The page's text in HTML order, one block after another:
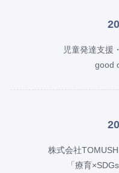
児童発達支援
good
株式会社
「療育